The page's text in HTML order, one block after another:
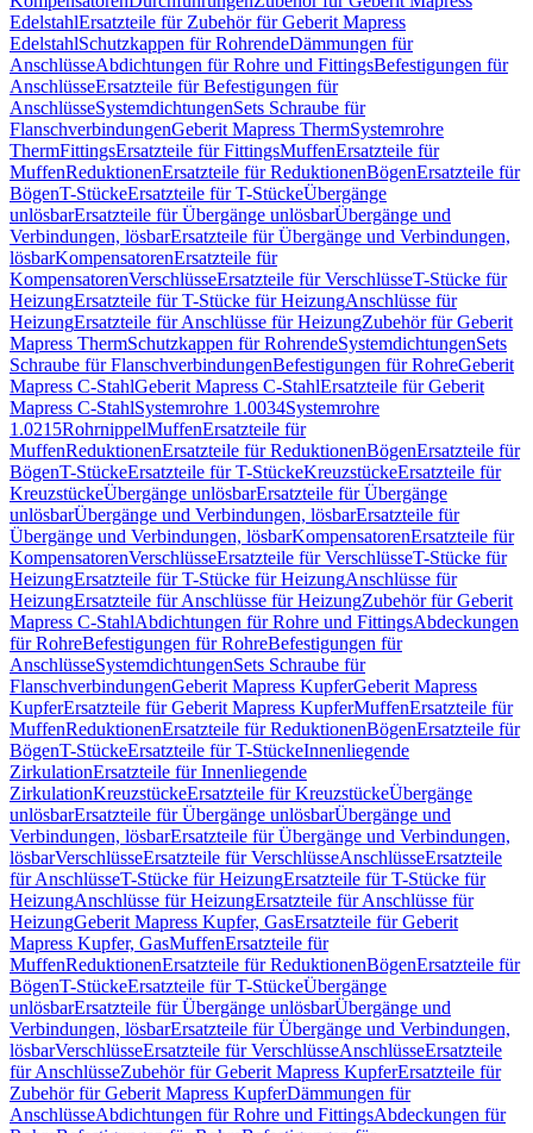
EdelstahlErsatzteile für Zubehör für Geberit Mapress
EdelstahlSchutzkappen für RohrendeDämmungen für
AnschlüsseAbdichtungen für Rohre und FittingsBefestigungen für
AnschlüsseErsatzteile für Befestigungen für
AnschlüsseSystemdichtungenSets Schraube für
FlanschverbindungenGeberit Mapress ThermSystemrohre
ThermFittingsErsatzteile für FittingsMuffenErsatzteile für
MuffenReduktionenErsatzteile für ReduktionenBögenErsatzteile für
BögenT-StückeErsatzteile für T-StückeÜbergänge
unlösbarErsatzteile für Übergänge unlösbarÜbergänge und
Verbindungen, lösbarErsatzteile für Übergänge und Verbindungen,
lösbarKompensatorenErsatzteile für
KompensatorenVerschlüsseErsatzteile für VerschlüsseT-Stücke für
HeizungErsatzteile für T-Stücke für HeizungAnschlüsse für
HeizungErsatzteile für Anschlüsse für HeizungZubehör für Geberit
Mapress ThermSchutzkappen für RohrendeSystemdichtungenSets
Schraube für FlanschverbindungenBefestigungen für RohreGeberit
Mapress C-StahlGeberit Mapress C-StahlErsatzteile für Geberit
Mapress C-StahlSystemrohre 1.0034Systemrohre
1.0215RohrnippelMuffenErsatzteile für
MuffenReduktionenErsatzteile für ReduktionenBögenErsatzteile für
BögenT-StückeErsatzteile für T-StückeKreuzstückeErsatzteile für
KreuzstückeÜbergänge unlösbarErsatzteile für Übergänge
unlösbarÜbergänge und Verbindungen, lösbarErsatzteile für
Übergänge und Verbindungen, lösbarKompensatorenErsatzteile für
KompensatorenVerschlüsseErsatzteile für VerschlüsseT-Stücke für
HeizungErsatzteile für T-Stücke für HeizungAnschlüsse für
HeizungErsatzteile für Anschlüsse für HeizungZubehör für Geberit
Mapress C-StahlAbdichtungen für Rohre und FittingsAbdeckungen
für RohreBefestigungen für RohreBefestigungen für
AnschlüsseSystemdichtungenSets Schraube für
FlanschverbindungenGeberit Mapress KupferGeberit Mapress
KupferErsatzteile für Geberit Mapress KupferMuffenErsatzteile für
MuffenReduktionenErsatzteile für ReduktionenBögenErsatzteile für
BögenT-StückeErsatzteile für T-StückeInnenliegende
ZirkulationErsatzteile für Innenliegende
ZirkulationKreuzstückeErsatzteile für KreuzstückeÜbergänge
unlösbarErsatzteile für Übergänge unlösbarÜbergänge und
Verbindungen, lösbarErsatzteile für Übergänge und Verbindungen,
lösbarVerschlüsseErsatzteile für VerschlüsseAnschlüsseErsatzteile
für AnschlüsseT-Stücke für HeizungErsatzteile für T-Stücke für
HeizungAnschlüsse für HeizungErsatzteile für Anschlüsse für
HeizungGeberit Mapress Kupfer, GasErsatzteile für Geberit
Mapress Kupfer, GasMuffenErsatzteile für
MuffenReduktionenErsatzteile für ReduktionenBögenErsatzteile für
BögenT-StückeErsatzteile für T-StückeÜbergänge
unlösbarErsatzteile für Übergänge unlösbarÜbergänge und
Verbindungen, lösbarErsatzteile für Übergänge und Verbindungen,
lösbarVerschlüsseErsatzteile für VerschlüsseAnschlüsseErsatzteile
für AnschlüsseZubehör für Geberit Mapress KupferErsatzteile für
Zubehör für Geberit Mapress KupferDämmungen für
AnschlüsseAbdichtungen für Rohre und FittingsAbdeckungen für